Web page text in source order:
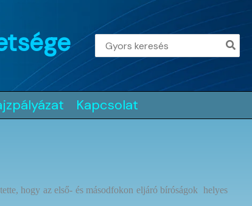
Search
for:
Kapcsolat
hogy az első- és másodfokon eljáró bíróságok helyes